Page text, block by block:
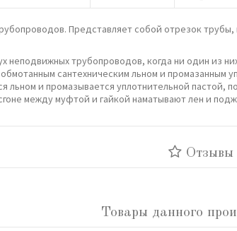
Представляет собой отрезок
неподвижных трубопроводов, когда ни один из
сантехническим льном и промазанным
и промазывается уплотнительной пастой,
между муфтой и гайкой наматывают лен и
Отзывы
Товары данного